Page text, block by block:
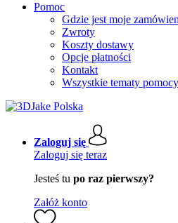
Pomoc
Gdzie jest moje
Zwroty
Koszty dostawy
Opcje płatności
Kontakt
Wszystkie tematy pomocy
Zaloguj się
Zaloguj się teraz
Jesteś tu po raz pierwszy?
Załóż konto